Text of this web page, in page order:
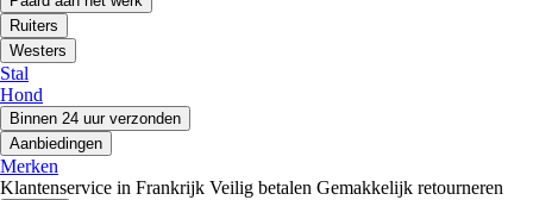
Ruiters
Westers
Stal
Hond
Binnen 24 uur verzonden
Aanbiedingen
Merken
Klantenservice in Frankrijk Veilig betalen Gemakkelijk retourneren